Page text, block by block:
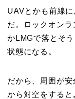
UAVとかも前線
だ。ロックオン
かLMGで落とそ
状態になる。
だから、周囲が
から対空をする